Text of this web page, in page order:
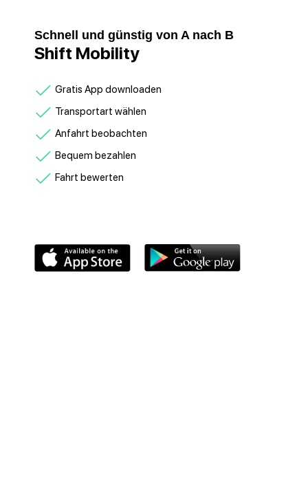
Schnell und günstig von A nach B
Shift Mobility
Gratis App downloaden
Transportart wählen
Anfahrt beobachten
Bequem bezahlen
Fahrt bewerten